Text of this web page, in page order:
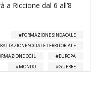
a Riccione dal 6 all’8
FORMAZIONE SINDACALE
SOCIALE TERRITORIALE
CGIL
EUROPA
MONDO
GUERRE